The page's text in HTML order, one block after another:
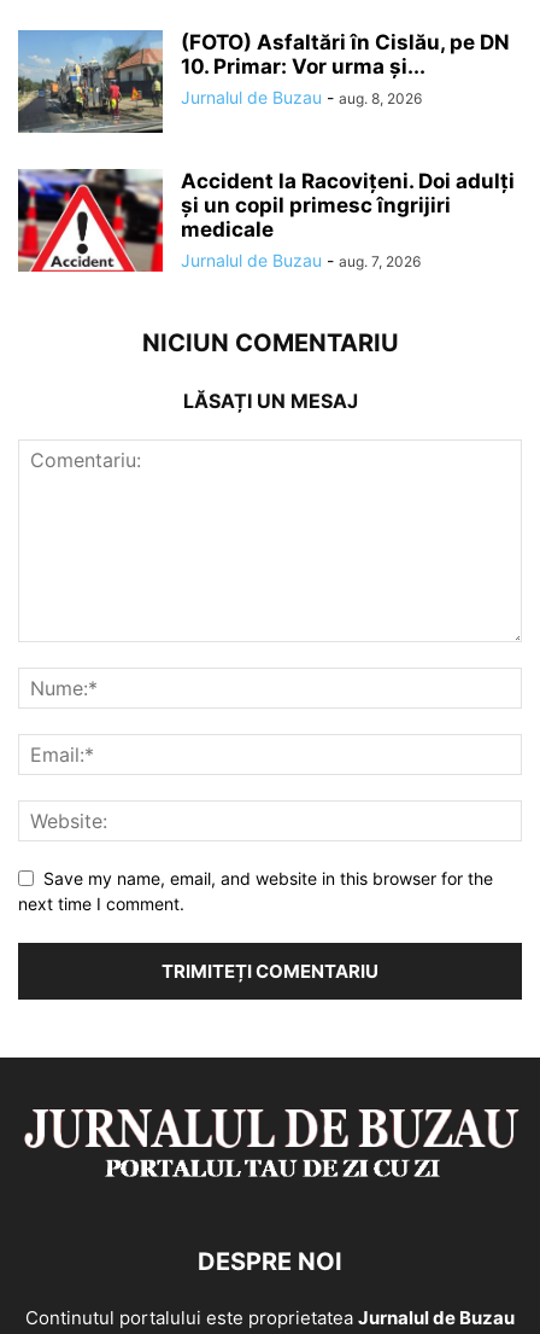
(FOTO) Asfaltări în Cislău, pe DN
10. Primar: Vor urma și...
Jurnalul de Buzau - aug. 8, 2026
Accident la Racovițeni. Doi adulți
și un copil primesc îngrijiri
medicale
Jurnalul de Buzau - aug. 7, 2026
NICIUN COMENTARIU
LĂSAȚI UN MESAJ
Save my name, email, and website in this browser for the
next time I comment.
DESPRE NOI
Continutul portalului este proprietatea Jurnalul de Buzau